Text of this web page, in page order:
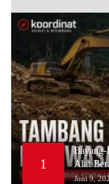
1
Alat
Juni 9,